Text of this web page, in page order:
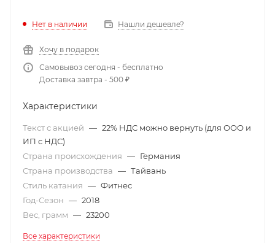
Нет в наличии Нашли дешевле?
Хочу в подарок
Самовывоз сегодня - бесплатно
Доставка завтра - 500 ₽
Характеристики
Текст с акцией — 22% НДС можно вернуть (для ООО и
ИП с НДС)
Страна происхождения — Германия
Страна производства — Тайвань
Стиль катания — Фитнес
Год-Сезон — 2018
Вес, грамм — 23200
Все характеристики